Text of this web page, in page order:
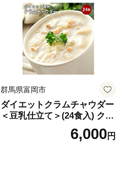
群馬県富岡市
ダイエットクラムチャウダー
＜豆乳仕立て＞(24食入) クラ
ムチャウダー 豆乳 ダイエッ
ト スープ プロテイン たんぱ
6,000円